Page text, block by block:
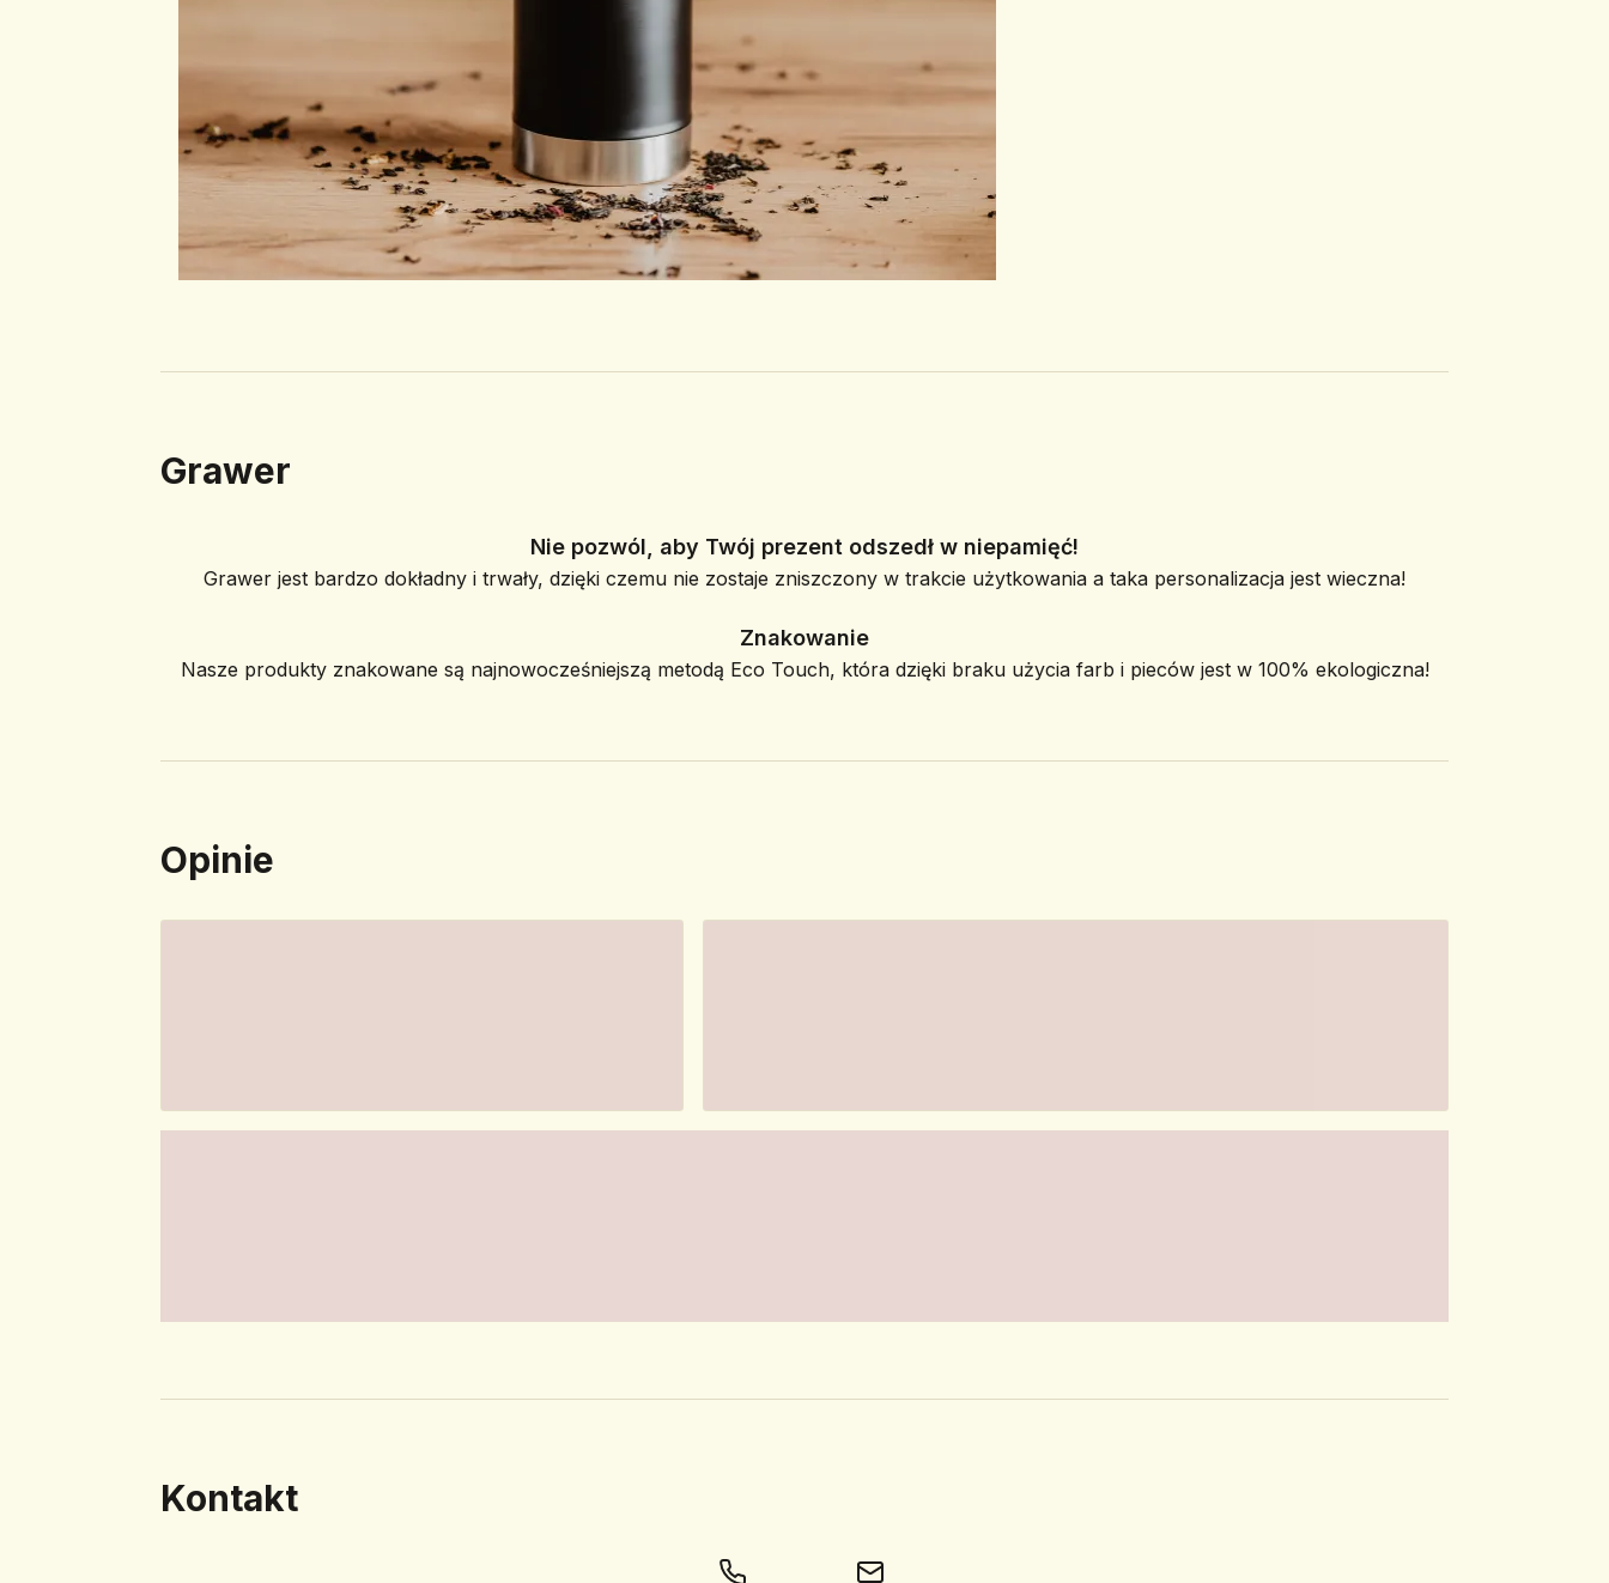
Grawer
Nie pozwól, aby Twój prezent odszedł w niepamięć!
Grawer jest bardzo dokładny i trwały, dzięki czemu nie zostaje zniszczony w trakcie użytkowania a taka personalizacja jest wieczna!
Znakowanie
Nasze produkty znakowane są najnowocześniejszą metodą Eco Touch, która dzięki braku użycia farb i pieców jest w 100% ekologiczna!
Opinie
Kontakt